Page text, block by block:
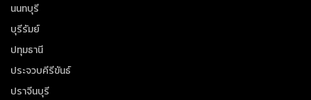
นนทบุรี
บุรีรัมย์
ปทุมธานี
ประจวบคีรีขันธ์
ปราจีนบุรี